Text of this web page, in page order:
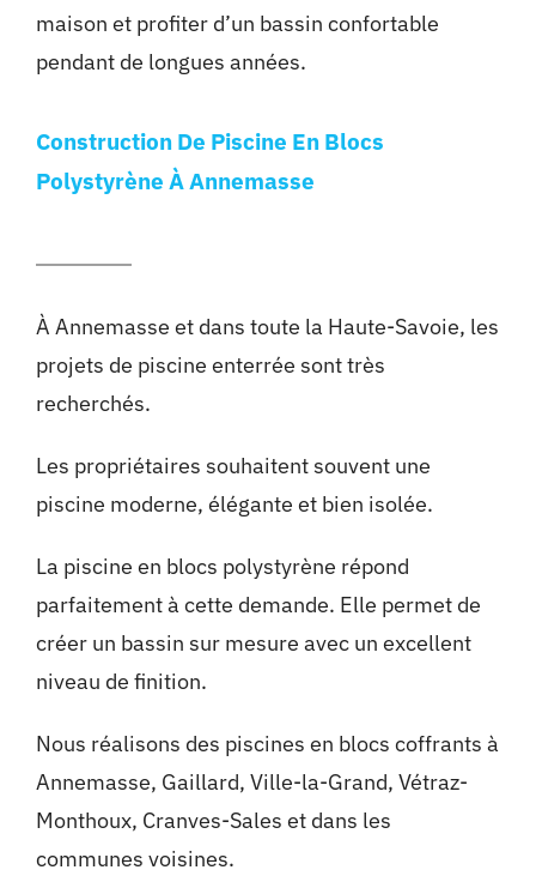
maison et profiter d’un bassin confortable
pendant de longues années.
Construction De Piscine En Blocs
Polystyrène À Annemasse
À Annemasse et dans toute la Haute-Savoie, les
projets de piscine enterrée sont très
recherchés.
Les propriétaires souhaitent souvent une
piscine moderne, élégante et bien isolée.
La piscine en blocs polystyrène répond
parfaitement à cette demande. Elle permet de
créer un bassin sur mesure avec un excellent
niveau de finition.
Nous réalisons des piscines en blocs coffrants à
Annemasse, Gaillard, Ville-la-Grand, Vétraz-
Monthoux, Cranves-Sales et dans les
communes voisines.